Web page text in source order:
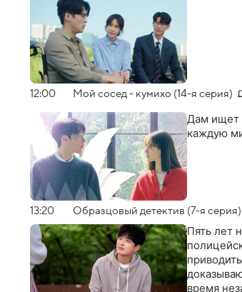
12:00 Мой сосед - кумихо (14-я серия)
Дам ищет
каждую
13:20 Образцовый детектив (7-я серия)
Пять лет
время